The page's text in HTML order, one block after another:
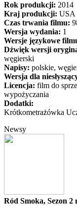
Rok produkcji: 2014
Kraj produkcji: USA
Czas trwania filmu:
Wersja wydania: 1
Wersje językowe
Dźwięk wersji
węgierski
Napisy: polskie,
Wersja dla
Licencja: film do
wypożyczania
Dodatki:
Krótkometrażówka
Newsy
Ród Smoka, Sezon